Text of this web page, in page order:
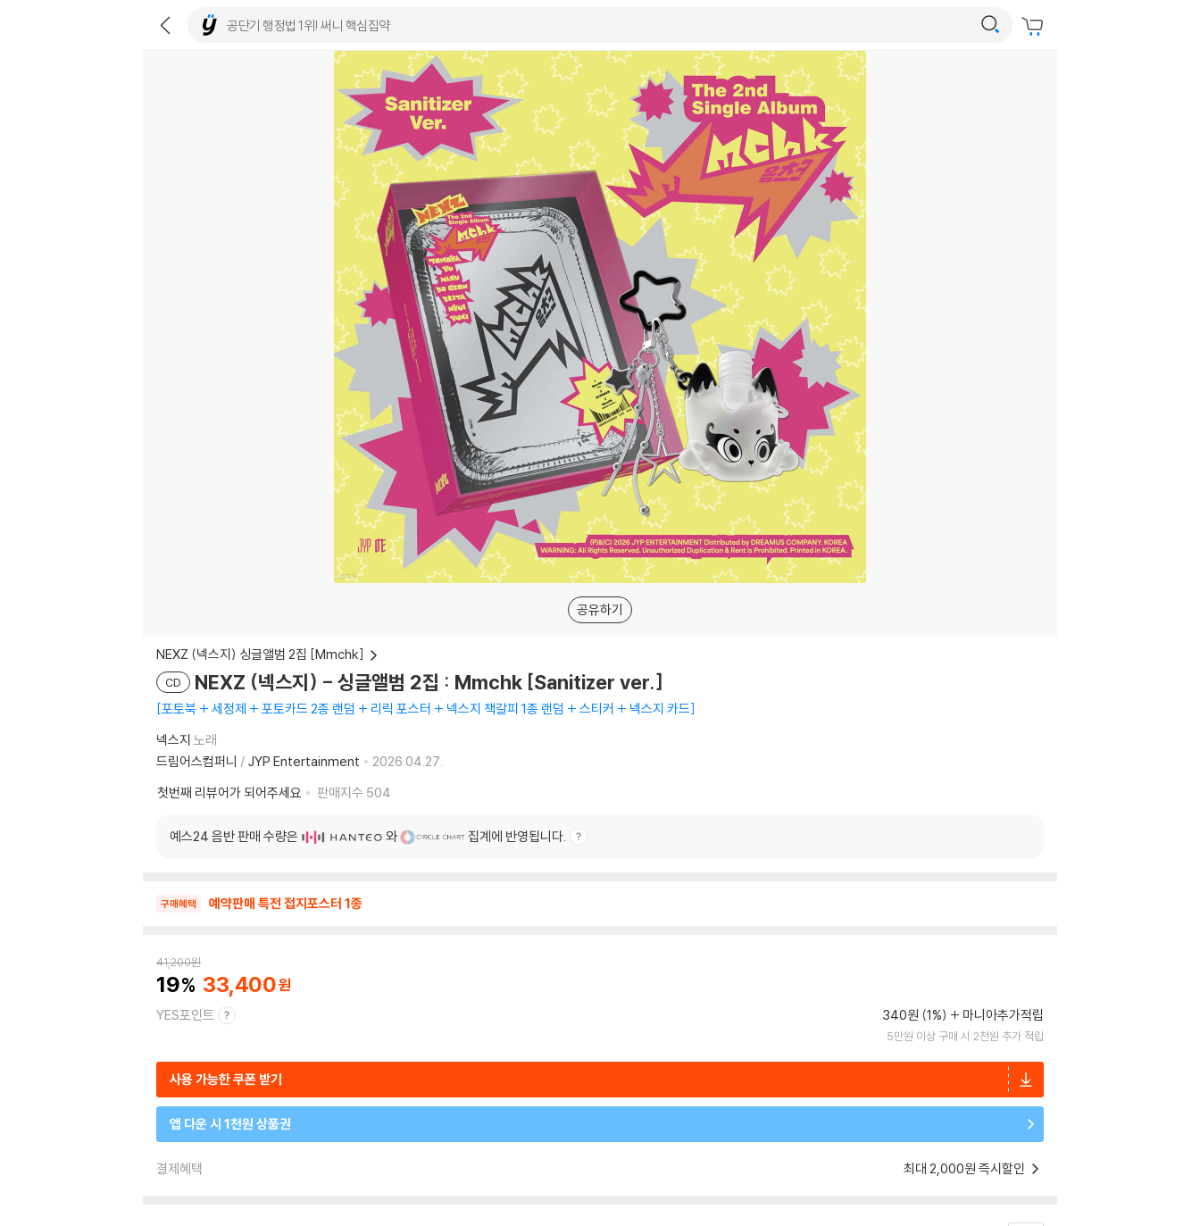
공유하기
NEXZ (넥스지) 싱글앨범 2집 [Mmchk]
CD NEXZ (넥스지) - 싱글앨범 2집 : Mmchk [Sanitizer ver.]
포토북 + 세정제 + 포토카드 2종 랜덤 + 리릭 포스터 + 넥스지 책갈피 1종 랜덤 + 스티커 + 넥스지 카드
넥스지 노래
드림어스컴퍼니 / JYP Entertainment
2026.04.27.
첫번째 리뷰어가 되어주세요
판매지수 504
예스24 음반 판매 수량은 와 집계에 반영됩니다.
구매혜택 예약판매 특전 접지포스터 1종
41,200원
19 33,400
YES포인트 340원 (1%) 마니아추가적립
5만원 이상 구매 시 2천원 추가 적립
사용 가능한 쿠폰 받기
앱 다운 시 1천원 상품권
결제혜택 최대 2,000원 즉시할인